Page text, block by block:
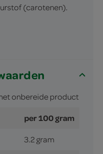
(carotenen).
onbereide product
per 100 gram
3.2 gram